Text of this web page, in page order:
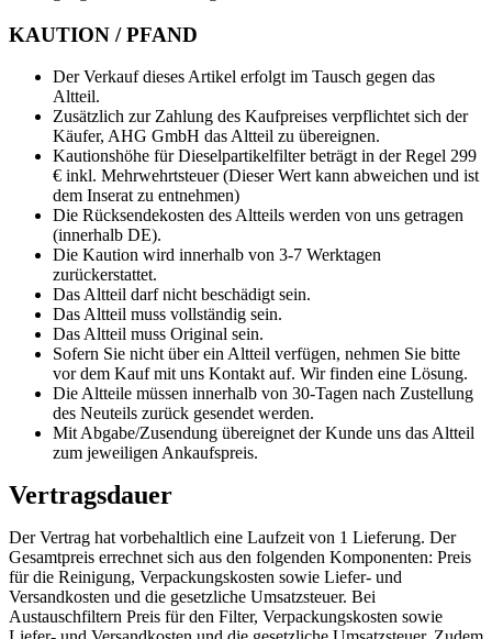
KAUTION / PFAND
Der Verkauf dieses Artikel erfolgt im Tausch gegen das
Altteil.
Zusätzlich zur Zahlung des Kaufpreises verpflichtet sich der
Käufer, AHG GmbH das Altteil zu übereignen.
Kautionshöhe für Dieselpartikelfilter beträgt in der Regel 299
€ inkl. Mehrwehrtsteuer (Dieser Wert kann abweichen und ist
dem Inserat zu entnehmen)
Die Rücksendekosten des Altteils werden von uns getragen
(innerhalb DE).
Die Kaution wird innerhalb von 3-7 Werktagen
zurückerstattet.
Das Altteil darf nicht beschädigt sein.
Das Altteil muss vollständig sein.
Das Altteil muss Original sein.
Sofern Sie nicht über ein Altteil verfügen, nehmen Sie bitte
vor dem Kauf mit uns Kontakt auf. Wir finden eine Lösung.
Die Altteile müssen innerhalb von 30-Tagen nach Zustellung
des Neuteils zurück gesendet werden.
Mit Abgabe/Zusendung übereignet der Kunde uns das Altteil
zum jeweiligen Ankaufspreis.
Vertragsdauer
Der Vertrag hat vorbehaltlich eine Laufzeit von 1 Lieferung. Der
Gesamtpreis errechnet sich aus den folgenden Komponenten: Preis
für die Reinigung, Verpackungskosten sowie Liefer- und
Versandkosten und die gesetzliche Umsatzsteuer. Bei
Austauschfiltern Preis für den Filter, Verpackungskosten sowie